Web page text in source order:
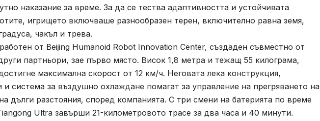
наказание за време. За да се тества адаптивността и устойчивата
игрището включваше разнообразен терен, включително равна земя,
чакъл и трева.
от Beijing Humanoid Robot Innovation Center, създаден съвместно от
партньори, зае първо място. Висок 1,8 метра и тежащ 55 килограма,
максимална скорост от 12 км/ч. Неговата лека конструкция,
и система за въздушно охлаждане помагат за управление на прегряването на
дълги разстояния, според компанията. С три смени на батерията по време
Ultra завърши 21-километровото трасе за два часа и 40 минути.